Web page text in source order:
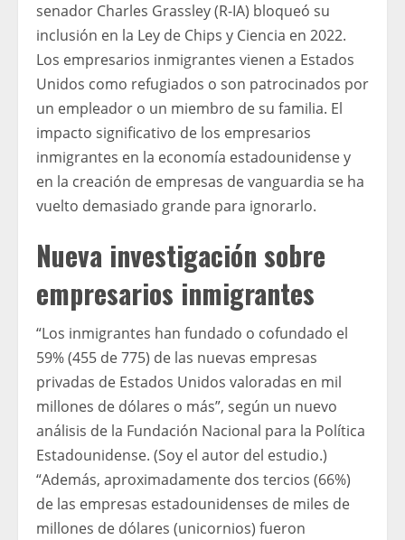
senador Charles Grassley (R-IA) bloqueó su
inclusión en la Ley de Chips y Ciencia en 2022.
Los empresarios inmigrantes vienen a Estados
Unidos como refugiados o son patrocinados por
un empleador o un miembro de su familia. El
impacto significativo de los empresarios
inmigrantes en la economía estadounidense y
en la creación de empresas de vanguardia se ha
vuelto demasiado grande para ignorarlo.
Nueva investigación sobre
empresarios inmigrantes
“Los inmigrantes han fundado o cofundado el
59% (455 de 775) de las nuevas empresas
privadas de Estados Unidos valoradas en mil
millones de dólares o más”, según un nuevo
análisis de la Fundación Nacional para la Política
Estadounidense. (Soy el autor del estudio.)
“Además, aproximadamente dos tercios (66%)
de las empresas estadounidenses de miles de
millones de dólares (unicornios) fueron